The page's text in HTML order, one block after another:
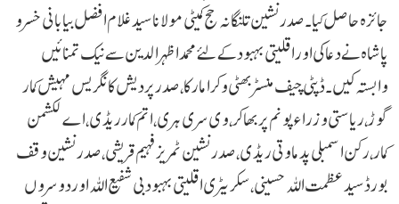
جائزہ حاصل کیا۔ صدرنشین تلنگانہ حج کمیٹی مولانا سید غلام افضل بیابانی خسرو
پاشاہ نے دعا کی اور اقلیتی بہبود کے لئے محمد اظہرالدین سے نیک تمنائیں
وابستہ کیں۔ ڈپٹی چیف منسٹر بھٹی وکرامارکا، صدر پردیش کانگریس مہیش کمار
گوڑ، ریاستی وزراء پونم پربھاکر، وی سری ہری، اتم کمار ریڈی، اے لکشمن
کمار، رکن اسمبلی پدماوتی ریڈی، صدرنشین ٹمریز فہیم قریشی، صدرنشین وقف
بورڈ سید عظمت اللہ حسینی، سکریٹری اقلیتی بہبود بی شفیع اللہ اور دوسروں